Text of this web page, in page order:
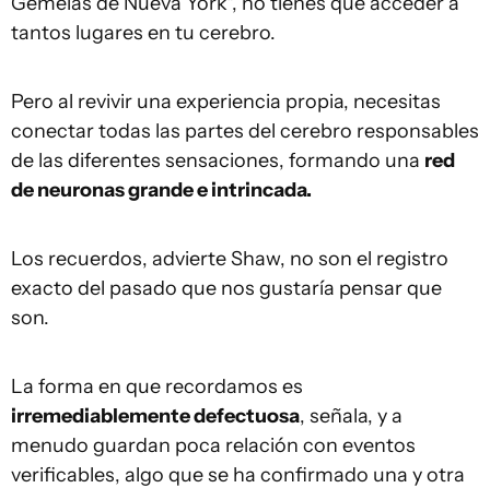
tantos lugares en tu cerebro.
Pero al revivir una experiencia propia, necesitas
conectar todas las partes del cerebro responsables
de las diferentes sensaciones, formando una red
de neuronas grande e intrincada.
Los recuerdos, advierte Shaw, no son el registro
exacto del pasado que nos gustaría pensar que
son.
La forma en que recordamos es
irremediablemente defectuosa, señala, y a
menudo guardan poca relación con eventos
verificables, algo que se ha confirmado una y otra